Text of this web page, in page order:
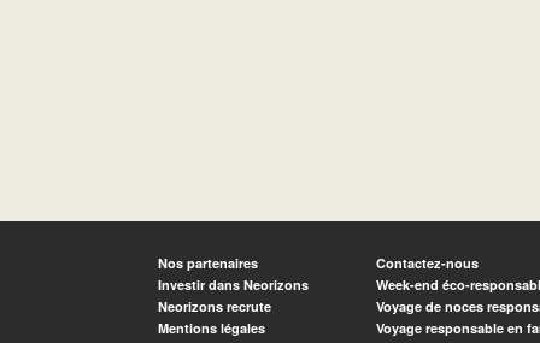
Nos partenaires
Investir dans Neorizons
Neorizons recrute
Mentions légales
Contactez-nous
Week-end éco-
Voyage de noces
Voyage responsable en